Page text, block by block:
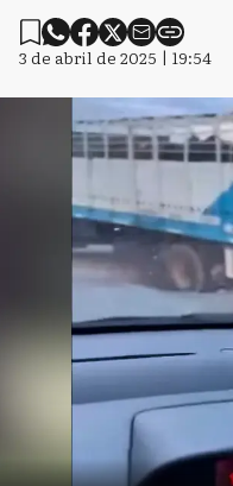
3 de abril de 2025 | 19:54